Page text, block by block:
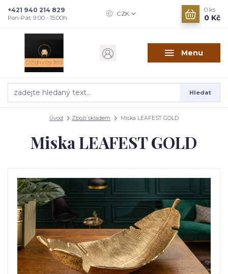
Menu
CZK
Hledat
+421 940 214 829
Pon-Pát: 9:00 - 15:00h
0 ks
0 Kč
Úvod Zboží skladem Miska LEAFEST GOLD
Miska LEAFEST GOLD